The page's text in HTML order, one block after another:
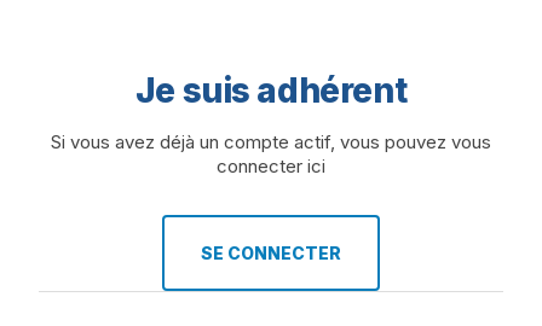
Je suis adhérent
Si vous avez déjà un compte actif, vous pouvez vous
connecter ici
SE CONNECTER